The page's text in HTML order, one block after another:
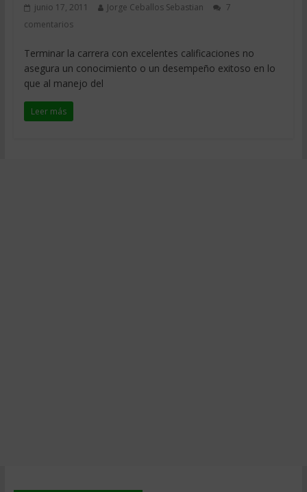
junio 17, 2011 Jorge Ceballos Sebastian
7
comentarios
Terminar la carrera con excelentes calificaciones no
asegura un conocimiento o un desempeño exitoso en lo
que al manejo del
Leer más